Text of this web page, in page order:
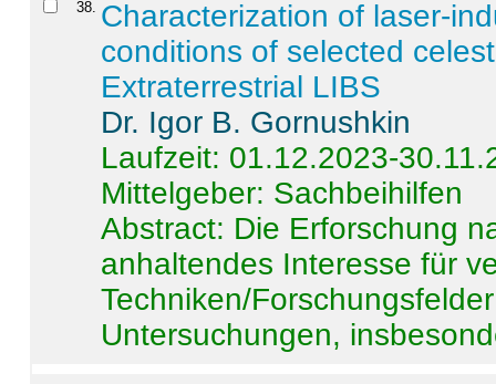
38. Characterization of laser-
conditions of selected
Extraterrestrial LIBS
Dr. Igor B. Gornushkin
Laufzeit: 01.12.2023-
Mittelgeber: Sachbeihilfen
Abstract: Die Erforschung
anhaltendes Interesse für
Techniken/
Untersuchungen,